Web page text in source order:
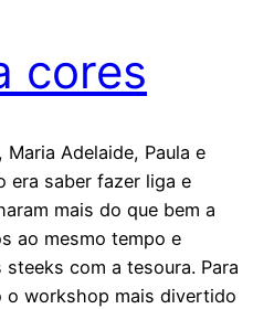
cores
Adelaide, Paula e
era saber fazer liga e
mais do que bem a
ao mesmo tempo e
com a tesoura. Para
o workshop mais divertido